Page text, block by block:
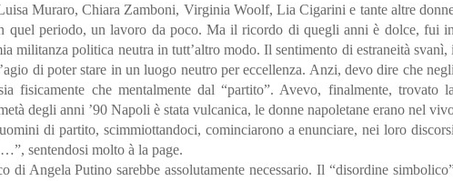
Muraro, Chiara Zamboni, Virginia Woolf, Lia Cigarini e tante altre
quel periodo, un lavoro da poco. Ma il ricordo di quegli anni è dolce, fui in
militanza politica neutra in tutt’altro modo. Il sentimento di estraneità svanì, i
di poter stare in un luogo neutro per eccellenza. Anzi, devo dire che negli
fisicamente che mentalmente dal “partito”. Avevo, finalmente, trovato la
degli anni ’90 Napoli è stata vulcanica, le donne napoletane erano nel
di partito, scimmiottandoci, cominciarono a enunciare, nei loro discorsi
sentendosi molto à la page.
Angela Putino sarebbe assolutamente necessario. Il “disordine